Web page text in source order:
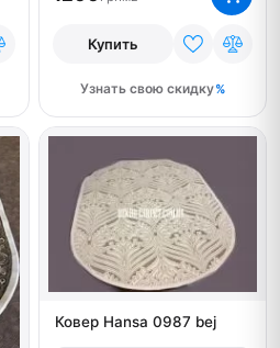
Купить
Узнать свою скидку
Ковер Hansa 0987 bej